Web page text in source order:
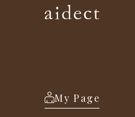
My Page